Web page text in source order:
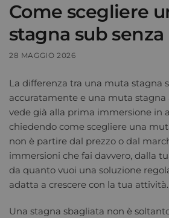
Come scegliere
stagna sub
28 MAGGIO 2026
La differenza tra una muta stagna
accuratamente e una muta stagna
vede già alla prima immersione in
chiedendo come scegliere una
non è partire dal prezzo o dal
immersioni che fai davvero, dalla
da quanto vuoi una soluzione
adatta a crescere con la tua attività.
Una stagna sbagliata non è